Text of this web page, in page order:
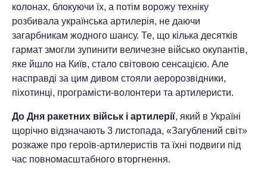
колонах, блокуючи їх, а потім ворожу техніку
розбивала українська артилерія, не даючи
загарбникам жодного шансу. Те, що кілька десятків
гармат змогли зупинити величезне військо окупантів,
яке йшло на Київ, стало світовою сенсацією. Але
насправді за цим дивом стояли аеророзвідники,
піхотинці, програмісти-волонтери та артилеристи.
До Дня ракетних військ і артилерії, який в Україні
щорічно відзначають 3 листопада, «Загублений світ»
розкаже про героїв-артилеристів та їхні подвиги під
час повномасштабного вторгнення.